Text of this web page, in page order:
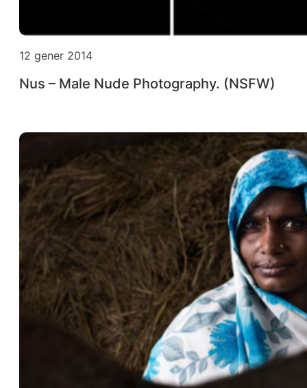
12 gener 2014
Nus – Male Nude Photography. (NSFW)